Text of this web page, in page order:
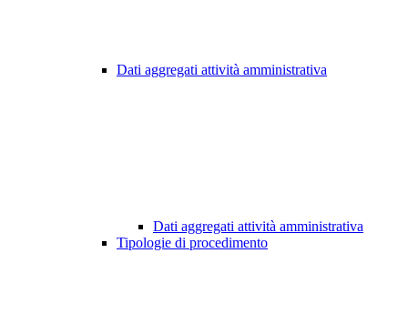
Dati aggregati attività amministrativa
Dati aggregati attività amministrativa
Tipologie di procedimento